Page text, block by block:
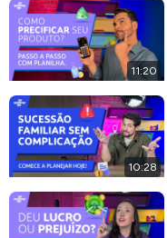
11:20
10:28